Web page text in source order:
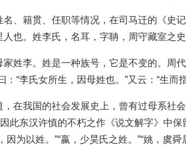
名、籍贯、任职等情况，在司马迁的《史
人也。姓李氏，名耳，字聃，周守藏室之史
家姓李。姓是一种族号，它是不变的。周
：“李氏女所生，因母姓也。”又云：“生而
，在我国的社会发展史上，曾有过母系社
此东汉许慎的不朽之作《说文解字》中
因为以姓。”“嬴，少昊氏之姓。”“姚，虞